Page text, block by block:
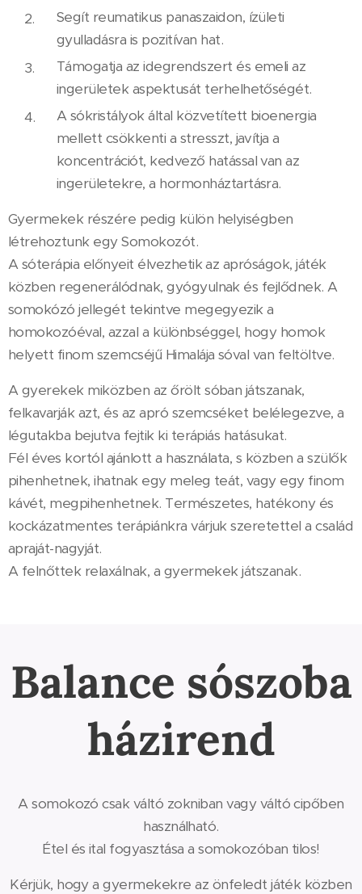
Segít reumatikus panaszaidon, ízületi
gyulladásra is pozitívan hat.
Támogatja az idegrendszert és emeli az
ingerületek aspektusát terhelhetőségét.
A sókristályok által közvetített bioenergia
mellett csökkenti a stresszt, javítja a
koncentrációt, kedvező hatással van az
ingerületekre, a hormonháztartásra.
Gyermekek részére pedig külön helyiségben
létrehoztunk egy Somokozót.
A sóterápia előnyeit élvezhetik az apróságok, játék
közben regenerálódnak, gyógyulnak és fejlődnek. A
somokózó jellegét tekintve megegyezik a
homokozóéval, azzal a különbséggel, hogy homok
helyett finom szemcséjű Himalája sóval van feltöltve.
A gyerekek miközben az őrölt sóban játszanak,
felkavarják azt, és az apró szemcséket belélegezve, a
légutakba bejutva fejtik ki terápiás hatásukat.
Fél éves kortól ajánlott a használata, s közben a szülők
pihenhetnek, ihatnak egy meleg teát, vagy egy finom
kávét, megpihenhetnek. Természetes, hatékony és
kockázatmentes terápiánkra várjuk szeretettel a család
apraját-nagyját.
A felnőttek relaxálnak, a gyermekek játszanak.
Balance sószoba
házirend
A somokozó csak váltó zokniban vagy váltó cipőben
használható.
Étel és ital fogyasztása a somokozóban tilos!
Kérjük, hogy a gyermekekre az önfeledt játék közben